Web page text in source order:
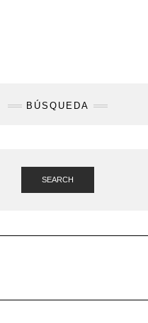
BÚSQUEDA
SEARCH